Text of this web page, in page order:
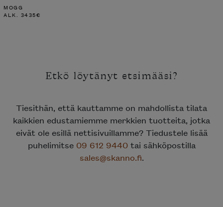
MOGG
ALK. 3435€
Etkö löytänyt etsimääsi?
Tiesithän, että kauttamme on mahdollista tilata
kaikkien edustamiemme merkkien tuotteita, jotka
eivät ole esillä nettisivuillamme? Tiedustele lisää
puhelimitse 09 612 9440tai sähköpostilla
sales@skanno.fi.